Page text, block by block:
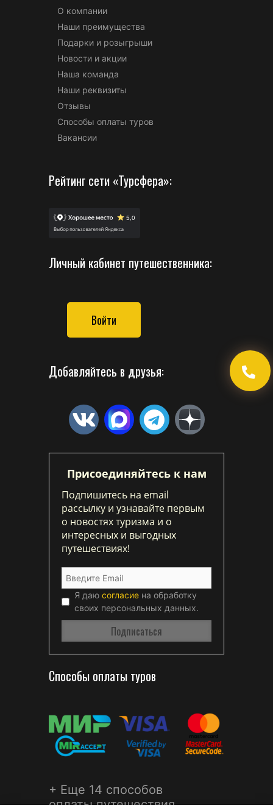
О компании
Наши преимущества
Подарки и розыгрыши
Новости и акции
Наша команда
Наши реквизиты
Отзывы
Способы оплаты туров
Вакансии
Рейтинг сети «Турсфера»:
Личный кабинет путешественника:
Войти
Добавляйтесь в друзья:
Присоединяйтесь к нам
Подпишитесь на email
рассылку и узнавайте первым
о новостях туризма и о
интересных и выгодных
путешествиях!
Я даю согласие на обработку
своих персональных данных.
Способы оплаты туров
+ Еще 14 способов
оплаты путешествия